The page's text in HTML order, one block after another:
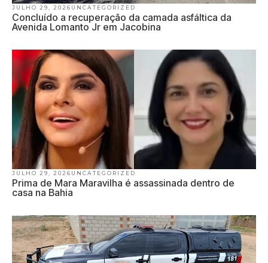
JULHO 29, 2026 UNCATEGORIZED
Concluído a recuperação da camada asfáltica da
Avenida Lomanto Jr em Jacobina
JULHO 29, 2026 UNCATEGORIZED
Prima de Mara Maravilha é assassinada dentro de
casa na Bahia